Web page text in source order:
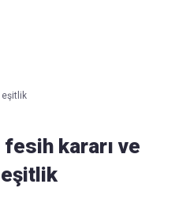
eşitlik
fesih kararı ve